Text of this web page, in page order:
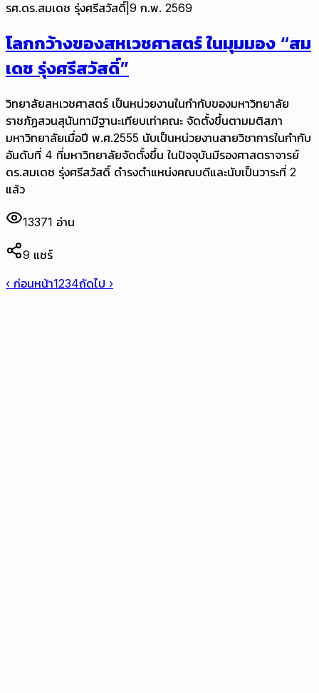
รศ.ดร.สมเดช รุ่งศรีสวัสดิ์ 9 ก.พ. 2569
โลกกว้างของสหเวชศาสตร์ ในมุมมอง “สม
เดช รุ่งศรีสวัสดิ์”
วิทยาลัยสหเวชศาสตร์ เป็นหน่วยงานในกำกับของมหาวิทยาลัย
ราชภัฏสวนสุนันทามีฐานะเทียบเท่าคณะ จัดตั้งขึ้นตามมติสภา
มหาวิทยาลัยเมื่อปี พ.ศ.2555 นับเป็นหน่วยงานสายวิชาการในกำกับ
อันดับที่ 4 ที่มหาวิทยาลัยจัดตั้งขึ้น ในปัจจุบันมีรองศาสตราจารย์
ดร.สมเดช รุ่งศรีสวัสดิ์ ดำรงตำแหน่งคณบดีและนับเป็นวาระที่ 2
แล้ว
13371 อ่าน
9 แชร์
‹ ก่อนหน้า1234ถัดไป ›